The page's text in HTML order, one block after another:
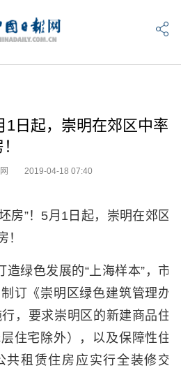
1日起，崇明在郊区中率
2019-04-18 07:40
房”！5月1日起，崇明在郊区
！
造绿色发展的“上海样本”，市
订《崇明区绿色建筑管理办
，要求崇明区的新建商品住
住宅除外），以及保障性住
共租赁住房应实行全装修交